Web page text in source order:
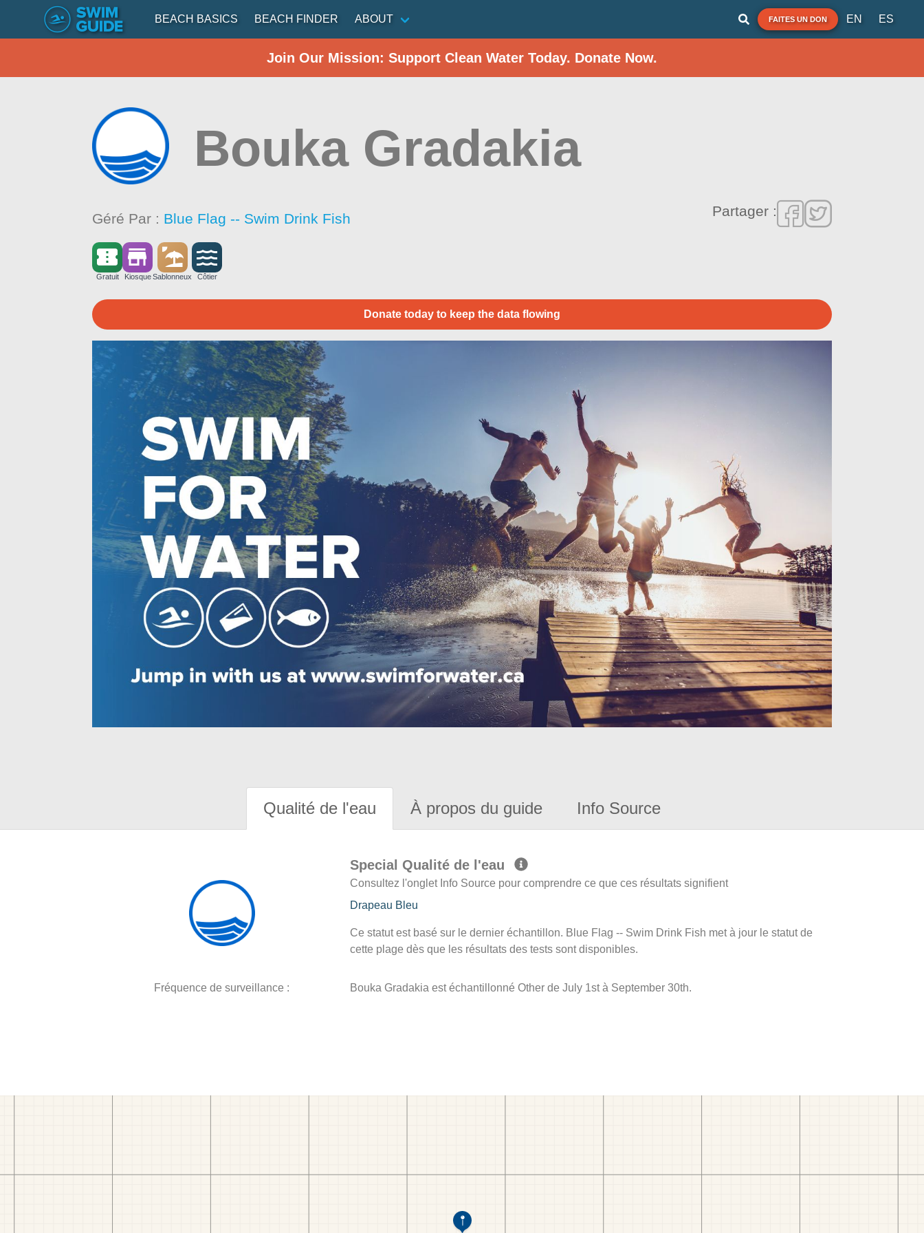
BEACH BASICS BEACH FINDER ABOUT FAITES UN DON EN ES
Join Our Mission: Support Clean Water Today. Donate Now.
Bouka Gradakia
Géré Par : Blue Flag -- Swim Drink Fish Partager :
Gratuit Kiosque Sablonneux Côtier
Donate today to keep the data flowing
Qualité de l'eau À propos du guide Info Source
Special Qualité de l'eau
Consultez l'onglet Info Source pour comprendre ce que ces résultats signifient
Drapeau Bleu
Ce statut est basé sur le dernier échantillon. Blue Flag -- Swim Drink Fish met à jour le statut de
cette plage dès que les résultats des tests sont disponibles.
Fréquence de surveillance : Bouka Gradakia est échantillonné Other de July 1st à September 30th.